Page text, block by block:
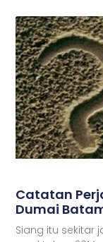
Catatan
Dumai
Siang itu sekitar